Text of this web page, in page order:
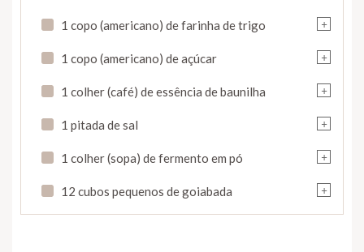
+
1 copo (americano) de farinha de trigo
+
1 copo (americano) de açúcar
+
1 colher (café) de essência de baunilha
+
1 pitada de sal
+
1 colher (sopa) de fermento em pó
+
12 cubos pequenos de goiabada